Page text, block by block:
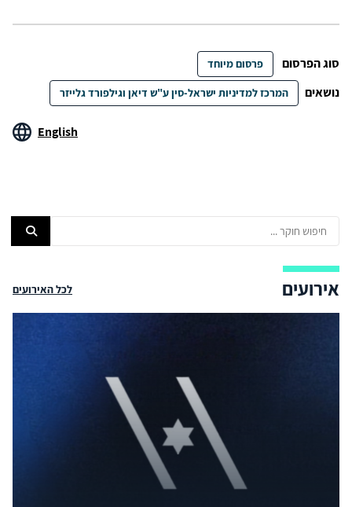
סוג הפרסום פרסום מיוחד
נושאים המרכז למדיניות ישראל-סין ע"ש דיאן וגילפורד גלייזר
English
אירועים לכל האירועים